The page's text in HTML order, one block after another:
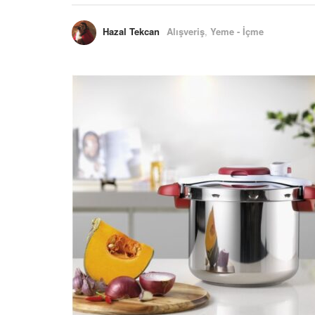
Hazal Tekcan Alışveriş, Yeme - İçme